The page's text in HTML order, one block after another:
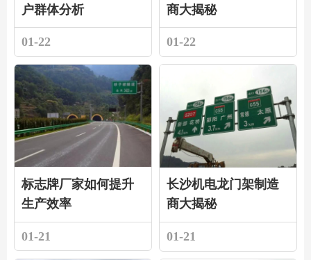
户群体分析
01-22
商大揭秘
01-22
标志牌厂家如何提升
生产效率
01-21
长沙机电龙门架制造
商大揭秘
01-21